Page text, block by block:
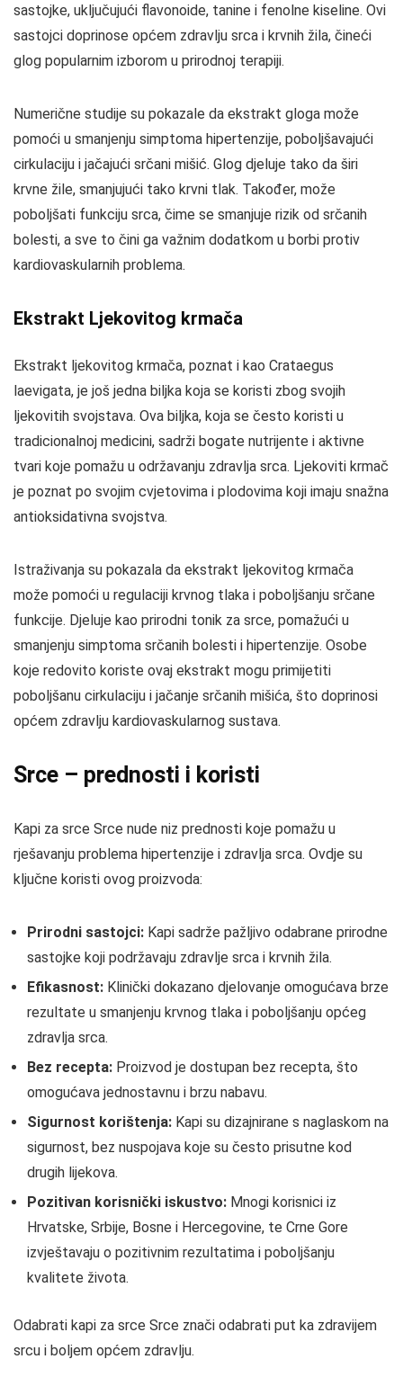
sastojke, uključujući flavonoide, tanine i fenolne kiseline. Ovi
sastojci doprinose općem zdravlju srca i krvnih žila, čineći
glog popularnim izborom u prirodnoj terapiji.
Numerične studije su pokazale da ekstrakt gloga može
pomoći u smanjenju simptoma hipertenzije, poboljšavajući
cirkulaciju i jačajući srčani mišić. Glog djeluje tako da širi
krvne žile, smanjujući tako krvni tlak. Također, može
poboljšati funkciju srca, čime se smanjuje rizik od srčanih
bolesti, a sve to čini ga važnim dodatkom u borbi protiv
kardiovaskularnih problema.
Ekstrakt Ljekovitog krmača
Ekstrakt ljekovitog krmača, poznat i kao Crataegus
laevigata, je još jedna biljka koja se koristi zbog svojih
ljekovitih svojstava. Ova biljka, koja se često koristi u
tradicionalnoj medicini, sadrži bogate nutrijente i aktivne
tvari koje pomažu u održavanju zdravlja srca. Ljekoviti krmač
je poznat po svojim cvjetovima i plodovima koji imaju snažna
antioksidativna svojstva.
Istraživanja su pokazala da ekstrakt ljekovitog krmača
može pomoći u regulaciji krvnog tlaka i poboljšanju srčane
funkcije. Djeluje kao prirodni tonik za srce, pomažući u
smanjenju simptoma srčanih bolesti i hipertenzije. Osobe
koje redovito koriste ovaj ekstrakt mogu primijetiti
poboljšanu cirkulaciju i jačanje srčanih mišića, što doprinosi
općem zdravlju kardiovaskularnog sustava.
Srce – prednosti i koristi
Kapi za srce Srce nude niz prednosti koje pomažu u
rješavanju problema hipertenzije i zdravlja srca. Ovdje su
ključne koristi ovog proizvoda:
Prirodni sastojci: Kapi sadrže pažljivo odabrane prirodne
sastojke koji podržavaju zdravlje srca i krvnih žila.
Efikasnost: Klinički dokazano djelovanje omogućava brze
rezultate u smanjenju krvnog tlaka i poboljšanju općeg
zdravlja srca.
Bez recepta: Proizvod je dostupan bez recepta, što
omogućava jednostavnu i brzu nabavu.
Sigurnost korištenja: Kapi su dizajnirane s naglaskom na
sigurnost, bez nuspojava koje su često prisutne kod
drugih lijekova.
Pozitivan korisnički iskustvo: Mnogi korisnici iz
Hrvatske, Srbije, Bosne i Hercegovine, te Crne Gore
izvještavaju o pozitivnim rezultatima i poboljšanju
kvalitete života.
Odabrati kapi za srce Srce znači odabrati put ka zdravijem
srcu i boljem općem zdravlju.